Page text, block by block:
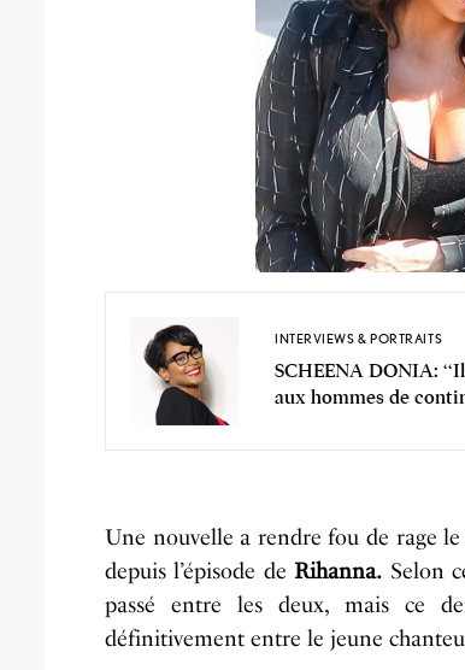
INTERVIEWS & PORTRAITS
SCHEENA DONIA:
aux hommes de
Une nouvelle a rendre fou de rage
depuis l’épisode de Rihanna. Selon
passé entre les deux, mais ce
définitivement entre le jeune